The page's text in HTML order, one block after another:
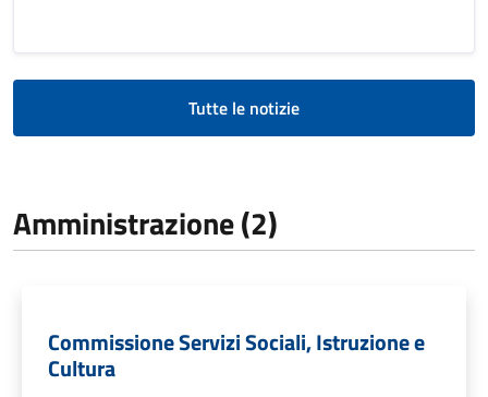
Tutte le notizie
Amministrazione (2)
Commissione Servizi Sociali, Istruzione e
Cultura